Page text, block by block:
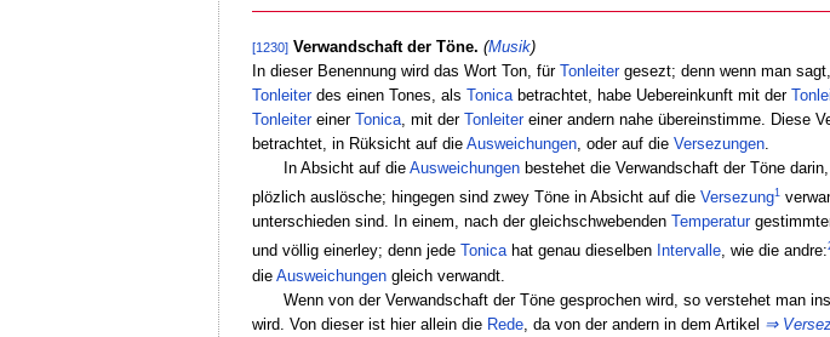
[1230] Verwandschaft der Töne. (Musik)
In dieser Benennung wird das Wort Ton, für Tonleitergesezt; denn wenn man
Tonleiterdes einen Tones, als Tonicabetrachtet, habe Uebereinkunft mit der
Tonleitereiner Tonica, mit der Tonleitereiner andern nahe übereinstimme. Diese
betrachtet, in Rüksicht auf die Ausweichungen, oder auf die Versezungen.
In Absicht auf dieAusweichungen bestehet die Verwandschaft der Töne
plözlich auslösche; hingegen sind zwey Töne in Absicht auf die Versezung1
unterschieden sind. In einem, nach der gleichschwebenden Temperatur
und völlig einerley; denn jede
Tonicahat genau dieselben Intervalle, wie die andre:
die Ausweichungengleich verwandt.
Wenn von der Verwandschaft der Töne gesprochen wird, so verstehet man
wird. Von dieser ist hier allein die Rede, da von der andern in dem Artikel ⇒